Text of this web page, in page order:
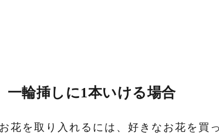
一輪挿しに1本いける場合
花を取り入れるには、好きなお花を買